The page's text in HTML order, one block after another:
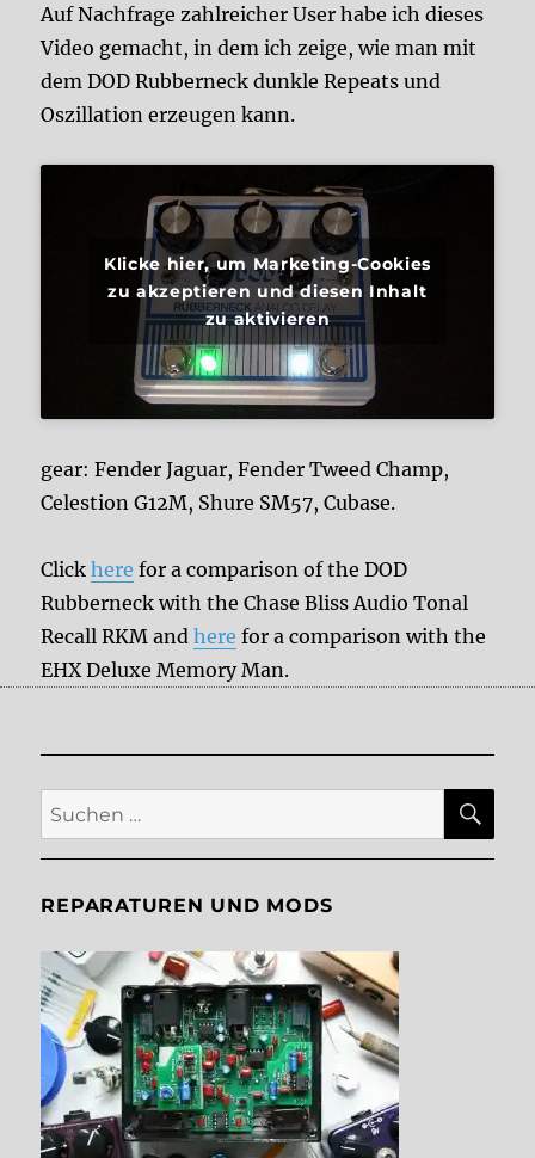
Auf Nachfrage zahlreicher User habe ich dieses
Video gemacht, in dem ich zeige, wie man mit
dem DOD Rubberneck dunkle Repeats und
Oszillation erzeugen kann.
Klicke hier, um Marketing-Cookies
zu akzeptieren und diesen Inhalt
zu aktivieren
gear: Fender Jaguar, Fender Tweed Champ,
Celestion G12M, Shure SM57, Cubase.
Clickhere for a comparison of the DOD
Rubberneck with the Chase Bliss Audio Tonal
Recall RKM andhere for a comparison with the
EHX Deluxe Memory Man.
Suche
nach:
REPARATUREN UND MODS